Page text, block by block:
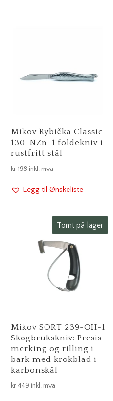
Mikov Rybička Classic
130-NZn-1 foldekniv i
rustfritt stål
kr198 inkl. mva
Legg til Ønskeliste
Tomt på lager
Mikov SORT 239-OH-1
Skogbrukskniv: Presis
merking og rilling i
bark med krokblad i
karbonskål
kr 449 inkl. mva